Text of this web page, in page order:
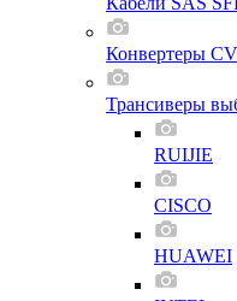
Конвертеры
Трансиверы
RUIJIE
CISCO
HUAWEI